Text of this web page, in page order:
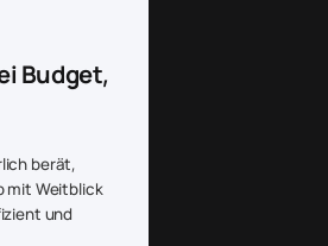
Budget,
berät,
mit Weitblick
und